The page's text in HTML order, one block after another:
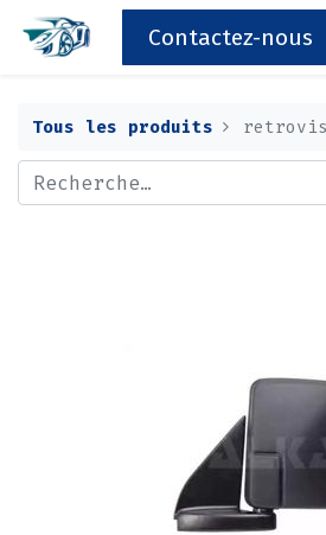
Contactez-nous
Tous les produits